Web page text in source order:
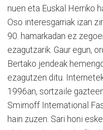
nuen eta Euskal Herriko
Oso interesgarriak izan
90. hamarkadan ez
ezagutzarik. Gaur egun,
Bertako jendeak
ezagutzen ditu.
1996an, sortzaile
Smirnoff International
hain zuzen. Sari honi